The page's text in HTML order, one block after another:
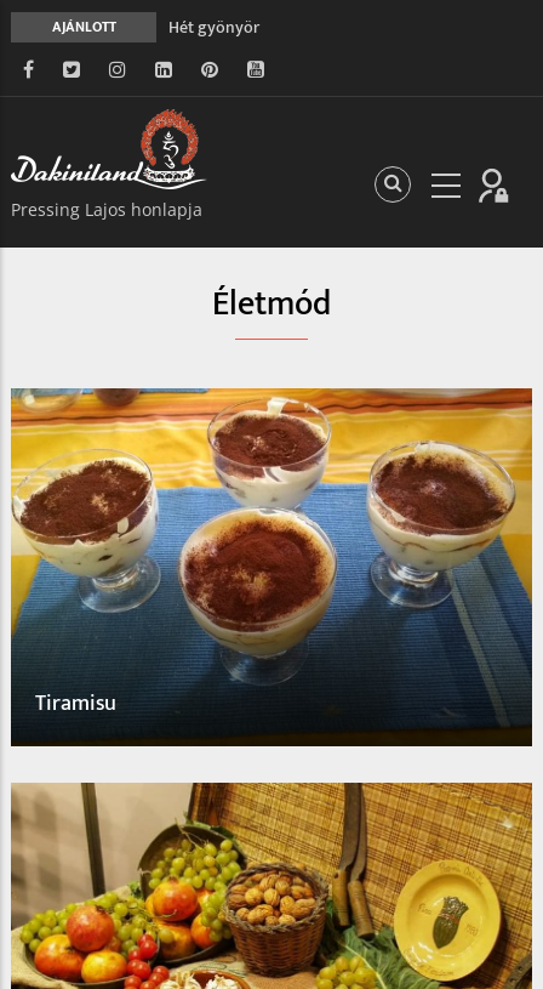
AJÁNLOTT
Hét gyönyör
A gondolatok átalakításának nyolc versszaka
Meghalni teljesen biztonságos
Minden más, mint aminek látszik
Vég nélküli leborulás
Pressing Lajos honlapja
Életmód
Kuszibizi